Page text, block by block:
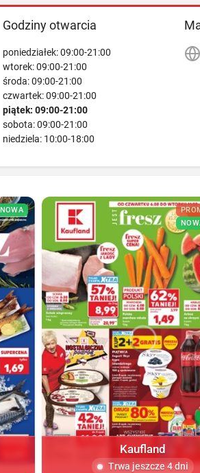
Godziny otwarcia
poniedziałek: 09:00-21:00
wtorek: 09:00-21:00
środa: 09:00-21:00
czwartek: 09:00-21:00
piątek: 09:00-21:00
sobota: 09:00-21:00
niedziela: 10:00-18:00
NOWA
Kaufland
Trwa jeszcze 4 dni